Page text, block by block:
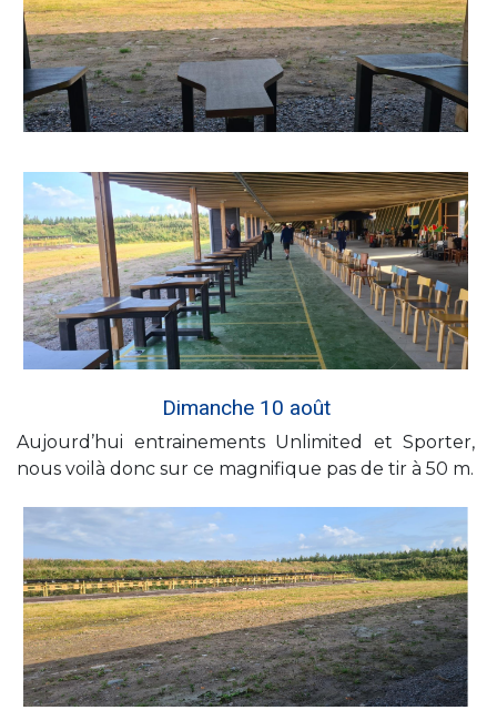
Dimanche 10 août
Aujourd’hui entrainements Unlimited et Sporter,
nous voilà donc sur ce magnifique pas de tir à 50 m.